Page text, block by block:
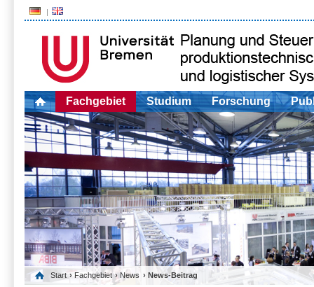
Fachgebiet Studium Forschung
Start › Fachgebiet › News › News-Beitrag